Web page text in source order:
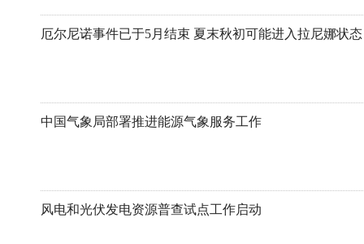
厄尔尼诺事件已于5月结束 夏末秋初可能进入拉尼娜状态
中国气象局部署推进能源气象服务工作
风电和光伏发电资源普查试点工作启动